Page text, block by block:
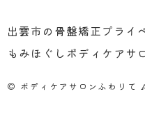
出雲市の骨盤矯正プライ
もみほぐしボディケアサ
© ボディケアサロンふわり